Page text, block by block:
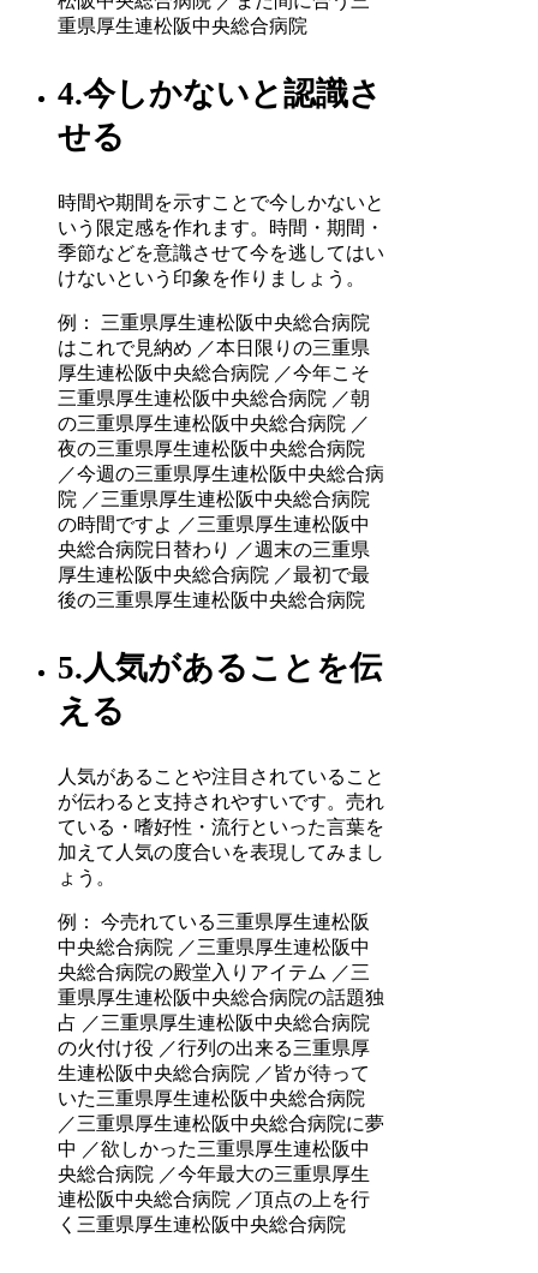
重県厚生連松阪中央総合病院
4.今しかないと認識さ
せる
時間や期間を示すことで今しかないと
いう限定感を作れます。時間・期間・
季節などを意識させて今を逃してはい
けないという印象を作りましょう。
例： 三重県厚生連松阪中央総合病院
はこれで見納め ／本日限りの三重県
厚生連松阪中央総合病院 ／今年こそ
三重県厚生連松阪中央総合病院 ／朝
の三重県厚生連松阪中央総合病院 ／
夜の三重県厚生連松阪中央総合病院
／今週の三重県厚生連松阪中央総合病
院 ／三重県厚生連松阪中央総合病院
の時間ですよ ／三重県厚生連松阪中
央総合病院日替わり ／週末の三重県
厚生連松阪中央総合病院 ／最初で最
後の三重県厚生連松阪中央総合病院
5.人気があることを伝
える
人気があることや注目されていること
が伝わると支持されやすいです。売れ
ている・嗜好性・流行といった言葉を
加えて人気の度合いを表現してみまし
ょう。
例： 今売れている三重県厚生連松阪
中央総合病院 ／三重県厚生連松阪中
央総合病院の殿堂入りアイテム ／三
重県厚生連松阪中央総合病院の話題独
占 ／三重県厚生連松阪中央総合病院
の火付け役 ／行列の出来る三重県厚
生連松阪中央総合病院 ／皆が待って
いた三重県厚生連松阪中央総合病院
／三重県厚生連松阪中央総合病院に夢
中 ／欲しかった三重県厚生連松阪中
央総合病院 ／今年最大の三重県厚生
連松阪中央総合病院 ／頂点の上を行
く三重県厚生連松阪中央総合病院